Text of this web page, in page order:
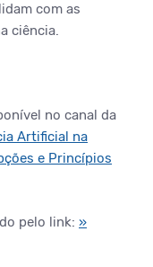
com as
ciência.
no canal da
Artificial na
e Princípios
pelo link: »